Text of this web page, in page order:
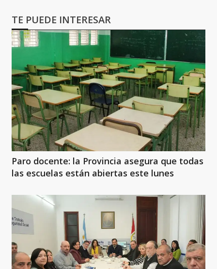
TE PUEDE INTERESAR
Paro docente: la Provincia asegura que todas
las escuelas están abiertas este lunes